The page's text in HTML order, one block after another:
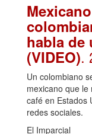
habla de
(VIDEO).
Un colombiano
mexicano que
café en Estados
redes sociales.
El Imparcial